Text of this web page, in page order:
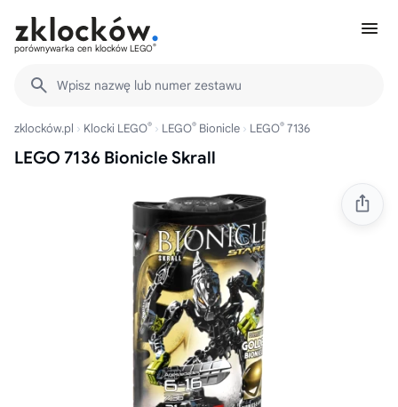
porównywarka cen klocków LEGO®
Wpisz nazwę lub numer zestawu
zklocków.pl Klocki LEGO® LEGO® Bionicle LEGO® 7136
LEGO 7136 Bionicle Skrall